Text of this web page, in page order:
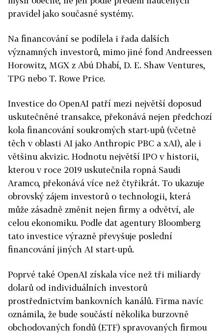
pravidel jako současné systémy.
Na financování se podílela i řada dalších
významných investorů, mimo jiné fond Andreessen
Horowitz, MGX z Abú Dhabí, D. E. Shaw Ventures,
TPG nebo T. Rowe Price.
Investice do OpenAI patří mezi největší doposud
uskutečněné transakce, překonává nejen předchozí
kola financování soukromých start-upů (včetně
těch v oblasti AI jako Anthropic PBC a xAI), ale i
většinu akvizic. Hodnotu největší IPO v historii,
kterou v roce 2019 uskutečnila ropná Saudi
Aramco, překonává více než čtyřikrát. To ukazuje
obrovský zájem investorů o technologii, která
může zásadně změnit nejen firmy a odvětví, ale
celou ekonomiku. Podle dat agentury Bloomberg
tato investice výrazně převyšuje poslední
financování jiných AI start-upů.
Poprvé také OpenAI získala více než tři miliardy
dolarů od individuálních investorů
prostřednictvím bankovních kanálů. Firma navíc
oznámila, že bude součástí několika burzovně
obchodovaných fondů (ETF) spravovaných firmou